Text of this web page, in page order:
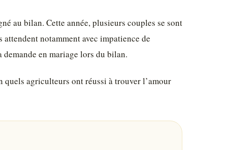
au bilan. Cette année, plusieurs couples se sont
notamment avec impatience de
en mariage lors du bilan.
agriculteurs ont réussi à trouver l’amour